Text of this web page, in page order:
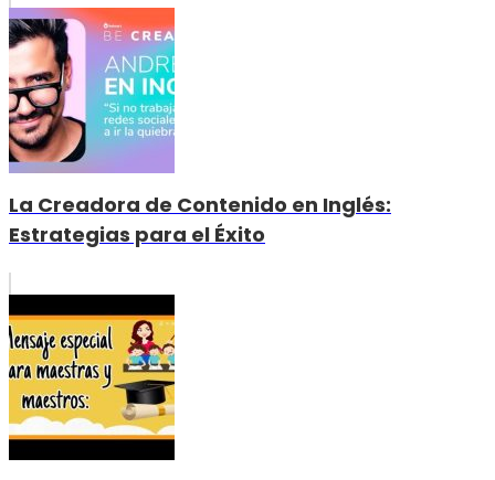
La Creadora de Contenido en Inglés:
Estrategias para el Éxito